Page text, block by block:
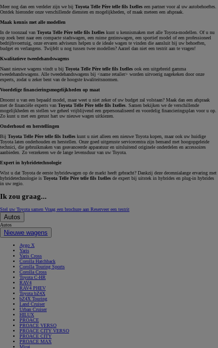
Meer nog dan een verdeler zijn we bij Toyota Telle Père telle fils Ixelles een partner voor al uw autobehoeftes.
Ontdek hieronder onze verschillende diensten en mogelijkheden, of maak meteen een afspraak.
Maak kennis met alle modellen
In de toonzaal van Toyota Telle Père telle fils Ixelles kunt u kennismaken met alle Toyota-modellen. Of u nu
op zoek bent naar een compacte stadswagen, een ruime gezinswagen, een sportief model of een professioneel
bedrijfsvoertuig, onze ervaren adviseurs helpen u de ideale wagen te vinden die aansluit bij uw behoeften,
budget en verlangens. Twijfelt u nog tussen twee modellen? Aarzel dan niet een testrit aan te vragen!
Kwalitatieve tweedehandswagens
Naast nieuwe wagens vindt u bij Toyota Telle Père telle fils Ixelles ook een uitgebreid gamma
tweedehandswagens. Alle tweedehandswagens bij <name retailer> worden uitvoerig nagekeken door onze
experts, zodat u zeker bent van de hoogste kwaliteitsnormen.
Voordelige financieringsmogelijkheden op maat
Droomt u van een bepaald model, maar weet u niet zeker of uw budget zal volstaan? Maak dan een afspraak
met de financiële experts van Toyota Telle Père telle fils Ixelles. Samen bekijken we de verschillende
mogelijkheden en stellen we geheel vrijblijvend een gepersonaliseerd en voordelig financieringsplan voor u op.
Zo kunt u met een gerust hart uw nieuwe wagen uitkiezen.
Onderhoud en herstellingen
Bij Toyota Telle Père telle fils Ixelles kunt u niet alleen een nieuwe Toyota kopen, maar ook uw huidige
Toyota laten onderhouden en herstellen. Onze goed uitgeruste servicecentra zijn bemand met hoogopgeleide
technici, die gebruikmaken van geavanceerde apparatuur en uitsluitend originele onderdelen en accessoires
aanbieden. Zo verzekeren we de lange levensduur van uw Toyota.
Expert in hybridetechnologie
Wist u dat Toyota de eerste hybridewagen op de markt heeft gebracht? Dankzij deze decennialange ervaring met
hybridetechnologie is Toyota Telle Père telle fils Ixelles de expert bij uitstek in hybrides en plug-in hybrides
in uw regio.
Ik zou graag...
Stel uw Toyota samen Vraag een brochure aan Reserveer een testrit
Autos
Autos
Nieuwe wagens
Aygo X
Yaris
Yaris Cross
Corolla Hatchback
Corolla Touring Sports
Corolla Cross
Toyota C-HR
RAV4
RAV4 PHEV
Toyota bZ4X
bZ4X Touring
Land Cruiser
Urban Cruiser
HILUX
PROACE
PROACE VERSO
PROACE CITY VERSO
PROACE CITY
PROACE MAX
Mirai